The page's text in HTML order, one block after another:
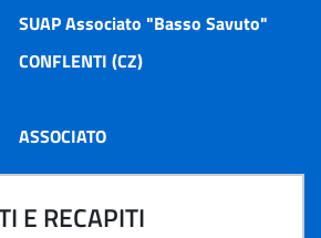
SUAP Associato "Basso Savuto"
CONFLENTI (CZ)
ASSOCIATO
E RECAPITI